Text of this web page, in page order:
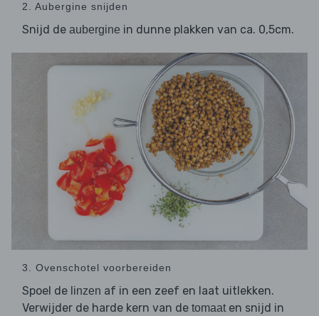
2. Aubergine snijden
Snijd de aubergine in dunne plakken van ca. 0,5cm.
3. Ovenschotel voorbereiden
Spoel de linzen af in een zeef en laat uitlekken.
Verwijder de harde kern van de tomaaten snijd in